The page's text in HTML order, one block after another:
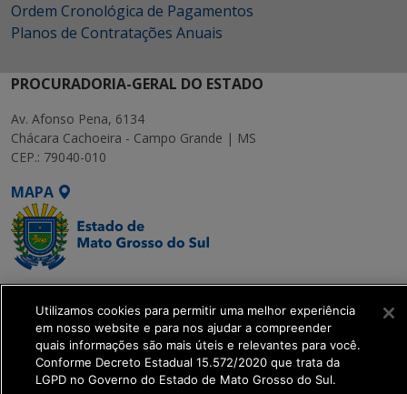
Ordem Cronológica de Pagamentos
Planos de Contratações Anuais
PROCURADORIA-GERAL DO ESTADO
Av. Afonso Pena, 6134
Chácara Cachoeira - Campo Grande | MS
CEP.: 79040-010
MAPA
SETDIG | Secretaria-
Executiva de
Transformação Digital
get_footer();
Utilizamos cookies para permitir uma melhor experiência
em nosso website e para nos ajudar a compreender
quais informações são mais úteis e relevantes para você.
Conforme Decreto Estadual 15.572/2020 que trata da
LGPD no Governo do Estado de Mato Grosso do Sul.